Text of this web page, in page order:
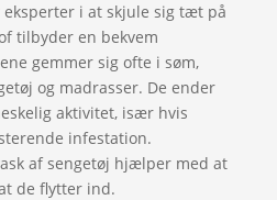
eksperter i at skjule sig tæt på
tilbyder en bekvem
gemmer sig ofte i søm,
og madrasser. De ender
aktivitet, især hvis
infestation.
af sengetøj hjælper med at
de flytter ind.